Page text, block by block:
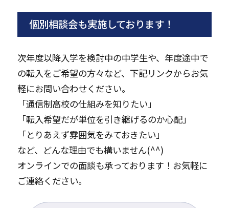
個別相談会も実施しております！
次年度以降入学を検討中の中学生や、年度途中で
の転入をご希望の方々など、下記リンクからお気
軽にお問い合わせください。
「通信制高校の仕組みを知りたい」
「転入希望だが単位を引き継げるのか心配」
「とりあえず雰囲気をみておきたい」
など、どんな理由でも構いません(^^)
オンラインでの面談も承っております！お気軽に
ご連絡ください。